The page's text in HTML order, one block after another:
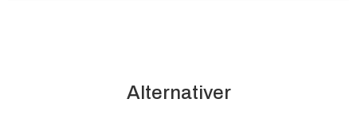
Alternativer